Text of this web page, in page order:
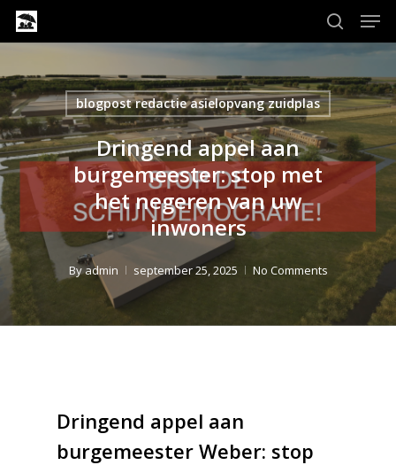
Skip
content
search
blogpost redactie asielopvang zuidplas
Dringend appel aan
burgemeester: stop met
het negeren van uw
inwoners
Byadmin september 25, 2025 No Comments
Dringend appel aan
burgemeester Weber: stop
Close
Menu